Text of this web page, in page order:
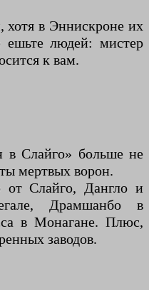
хотя в Эннискроне их
людей: мистер
к вам.
в Слайго» больше не
мертвых ворон.
от Слайго, Дангло и
Драмшанбо в
в Монагане. Плюс,
заводов.